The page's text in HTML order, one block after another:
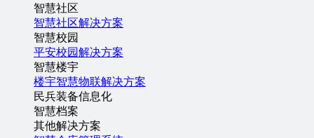
智慧社区
智慧社区解决方案
智慧校园
平安校园解决方案
智慧楼宇
楼宇智慧物联解决方案
民兵装备信息化
智慧档案
其他解决方案